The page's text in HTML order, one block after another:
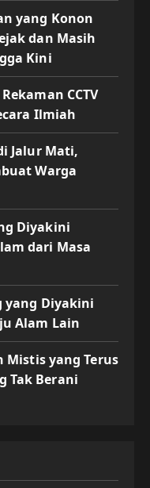
yang Konon
dan Masih
Kini
CCTV
Ilmiah
Jalur Mati,
Warga
Diyakini
dari Masa
yang Diyakini
Alam Lain
Mistis yang Terus
Tak Berani